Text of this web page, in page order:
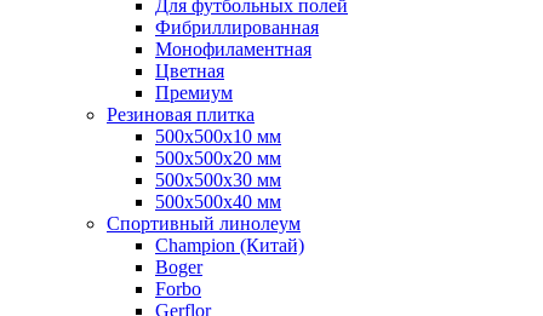
Для футбольных полей
Фибриллированная
Монофиламентная
Цветная
Премиум
Резиновая плитка
500х500х10 мм
500х500х20 мм
500х500х30 мм
500х500х40 мм
Спортивный линолеум
Champion (Китай)
Boger
Forbo
Gerflor